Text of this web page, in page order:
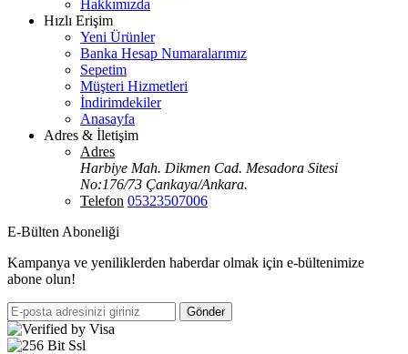
Hakkımızda
Hızlı Erişim
Yeni Ürünler
Banka Hesap Numaralarımız
Sepetim
Müşteri Hizmetleri
İndirimdekiler
Anasayfa
Adres & İletişim
Adres
Harbiye Mah. Dikmen Cad. Mesadora Sitesi
No:176/73 Çankaya/Ankara.
Telefon 05323507006
E-Bülten Aboneliği
Kampanya ve yeniliklerden haberdar olmak için e-bültenimize
abone olun!
Gönder